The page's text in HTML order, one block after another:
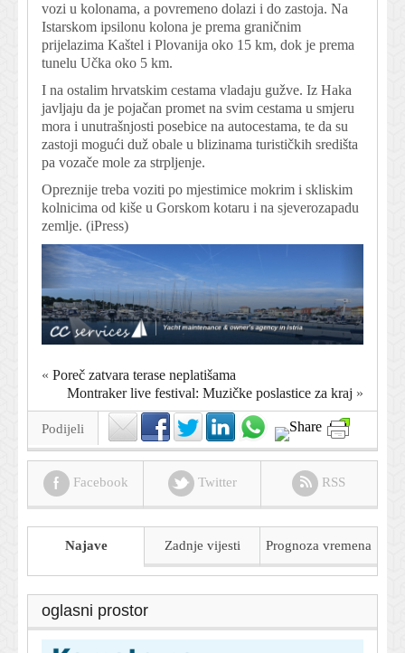
vozi u kolonama, a povremeno dolazi i do zastoja. Na
Istarskom ipsilonu kolona je prema graničnim
prijelazima Kaštel i Plovanija oko 15 km, dok je prema
tunelu Učka oko 5 km.
I na ostalim hrvatskim cestama vladaju gužve. Iz Haka
javljaju da je pojačan promet na svim cestama u smjeru
mora i unutrašnjosti posebice na autocestama, te da su
zastoji mogući duž obale u blizinama turističkih središta
pa vozače mole za strpljenje.
Opreznije treba voziti po mjestimice mokrim i skliskim
kolnicima od kiše u Gorskom kotaru i na sjeverozapadu
zemlje. (iPress)
« Poreč zatvara terase neplatišama
Montraker live festival: Muzičke poslastice za kraj »
Podijeli
Facebook Twitter RSS
Najave Zadnje vijesti Prognoza vremena
oglasni prostor